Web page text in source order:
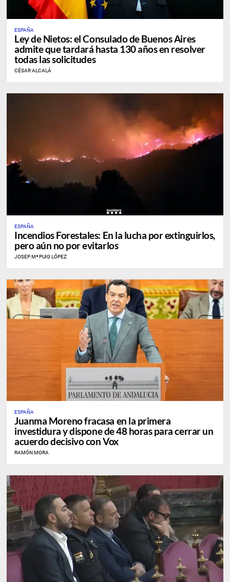
ESPAÑA
Ley de Nietos: el Consulado de Buenos Aires
admite que tardará hasta 130 años en resolver
todas las solicitudes
CÉSAR ALCALÁ
ESPAÑA
Incendios Forestales: En la lucha por extinguirlos,
pero aún no por evitarlos
JOSEP Mª PUIG LÓPEZ
ESPAÑA
Juanma Moreno fracasa en la primera
investidura y dispone de 48 horas para cerrar un
acuerdo decisivo con Vox
RAMÓN MORA